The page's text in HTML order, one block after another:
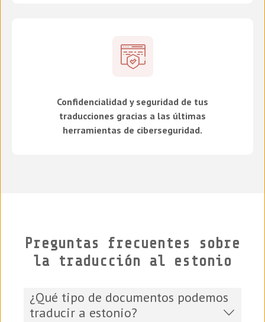
Confidencialidad y seguridad de tus
traducciones gracias a las últimas
herramientas de ciberseguridad.
Preguntas frecuentes sobre
la traducción al estonio
¿Qué tipo de documentos podemos
traducir a estonio?